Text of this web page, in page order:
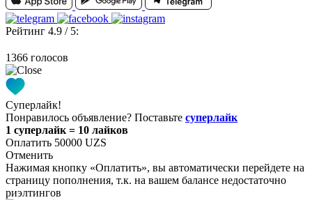
Рейтинг 4.9 / 5:
1366 голосов
Суперлайк!
Понравилось объявление? Поставьте суперлайк
1 суперлайк = 10 лайков
Оплатить 50000 UZS
Отменить
Нажимая кнопку «Оплатить», вы автоматически перейдете на
страницу пополнения, т.к. на вашем балансе недостаточно
риэлтингов